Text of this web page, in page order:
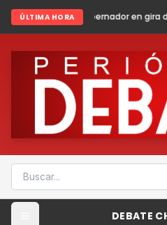
ÚLTIMA HORA
en gira de trabajo en la sierra
DEBATE